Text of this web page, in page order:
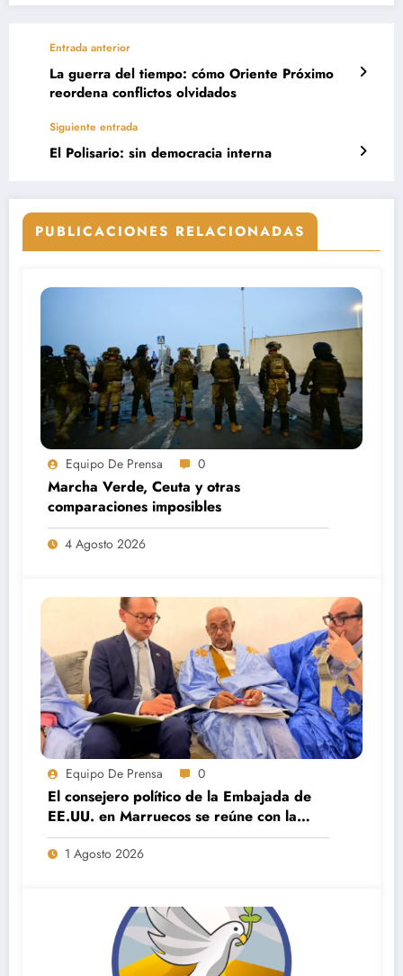
Entrada anterior
La guerra del tiempo: cómo Oriente Próximo
reordena conflictos olvidados
Siguiente entrada
El Polisario: sin democracia interna
PUBLICACIONES RELACIONADAS
Equipo De Prensa 0
Marcha Verde, Ceuta y otras
comparaciones imposibles
4 Agosto 2026
Equipo De Prensa 0
El consejero político de la Embajada de
EE.UU. en Marruecos se reúne con la
dirección de Saharauis por la Paz en El
Aaiún1 Agosto 2026